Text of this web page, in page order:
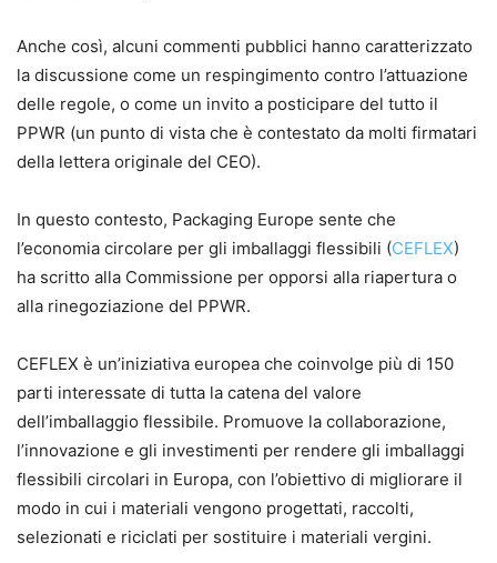
Anche così, alcuni commenti pubblici hanno caratterizzato
la discussione come un respingimento contro l’attuazione
delle regole, o come un invito a posticipare del tutto il
PPWR (un punto di vista che è contestato da molti firmatari
della lettera originale del CEO).
In questo contesto, Packaging Europe sente che
l’economia circolare per gli imballaggi flessibili (CEFLEX)
ha scritto alla Commissione per opporsi alla riapertura o
alla rinegoziazione del PPWR.
CEFLEX è un’iniziativa europea che coinvolge più di 150
parti interessate di tutta la catena del valore
dell’imballaggio flessibile. Promuove la collaborazione,
l’innovazione e gli investimenti per rendere gli imballaggi
flessibili circolari in Europa, con l’obiettivo di migliorare il
modo in cui i materiali vengono progettati, raccolti,
selezionati e riciclati per sostituire i materiali vergini.